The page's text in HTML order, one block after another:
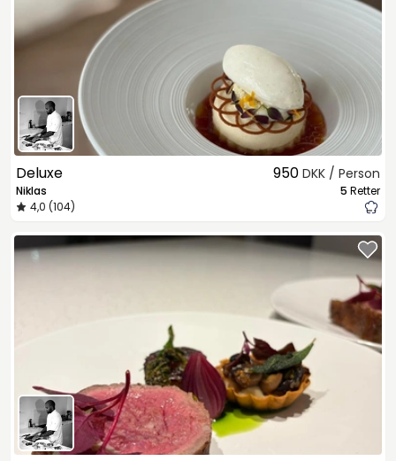
Deluxe
Niklas
4,0 (104)
950 DKK / Person
5 Retter